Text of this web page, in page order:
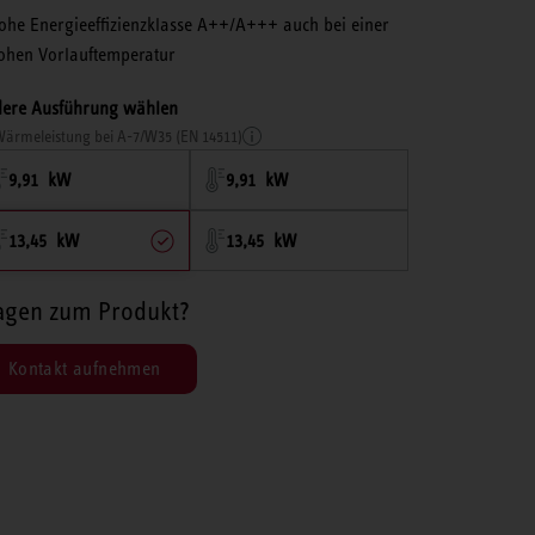
Energieeffizienzklasse A++/A+++ auch bei einer
Vorlauftemperatur
Ausführung wählen
bei A-7/W35 (EN 14511)
9,91 kW 9,91 kW
13,45 kW 13,45 kW
zum Produkt?
Kontakt aufnehmen